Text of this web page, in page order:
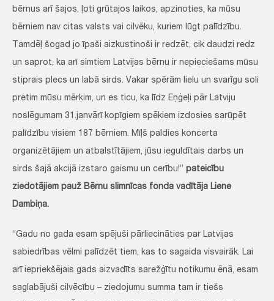
bērnus arī šajos, ļoti grūtajos laikos, apzinoties, ka mūsu
bērniem nav citas valsts vai cilvēku, kuriem lūgt palīdzību.
Tamdēļ šogad jo īpaši aizkustinoši ir redzēt, cik daudzi redz
un saprot, ka arī simtiem Latvijas bērnu ir nepieciešams mūsu
stiprais plecs un labā sirds. Vakar spērām lielu un svarīgu soli
pretim mūsu mērķim, un es ticu, ka līdz Eņģeļi pār Latviju
noslēgumam 31.janvārī kopīgiem spēkiem izdosies sarūpēt
palīdzību visiem 187 bērniem. Mīļš paldies koncerta
organizētājiem un atbalstītājiem, jūsu ieguldītais darbs un
sirds šajā akcijā izstaro gaismu un cerību!” pateicību
ziedotājiem pauž Bērnu slimnīcas fonda vadītāja Liene
Dambiņa.
“Gadu no gada esam spējuši pārliecināties par Latvijas
sabiedrības vēlmi palīdzēt tiem, kas to sagaida visvairāk. Lai
arī iepriekšējais gads aizvadīts sarežģītu notikumu ēnā, esam
saglabājuši cilvēcību – ziedojumu summa tam ir tiešs